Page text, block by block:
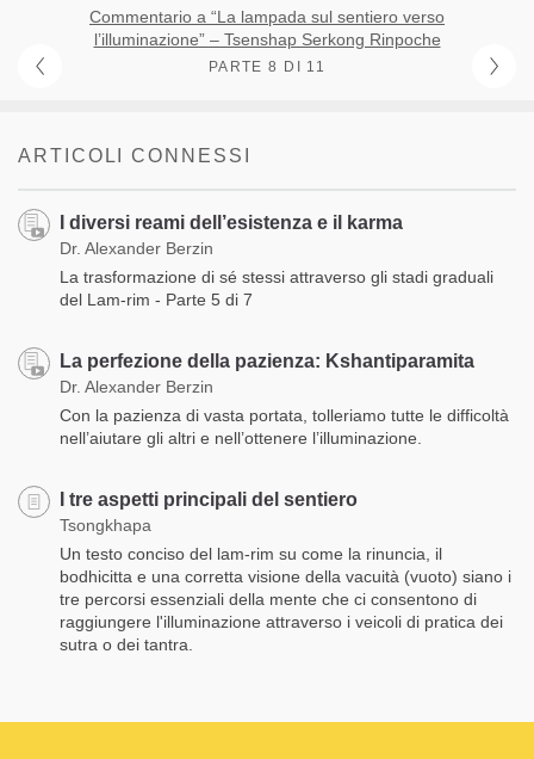
Commentario a “La lampada sul sentiero verso
l’illuminazione” – Tsenshap Serkong Rinpoche
PARTE 8 DI 11
ARTICOLI CONNESSI
I diversi reami dell’esistenza e il karma
Dr. Alexander Berzin
La trasformazione di sé stessi attraverso gli stadi graduali
del Lam-rim - Parte 5 di 7
La perfezione della pazienza: Kshantiparamita
Dr. Alexander Berzin
Con la pazienza di vasta portata, tolleriamo tutte le difficoltà
nell’aiutare gli altri e nell’ottenere l’illuminazione.
I tre aspetti principali del sentiero
Tsongkhapa
Un testo conciso del lam-rim su come la rinuncia, il
bodhicitta e una corretta visione della vacuità (vuoto) siano i
tre percorsi essenziali della mente che ci consentono di
raggiungere l'illuminazione attraverso i veicoli di pratica dei
sutra o dei tantra.